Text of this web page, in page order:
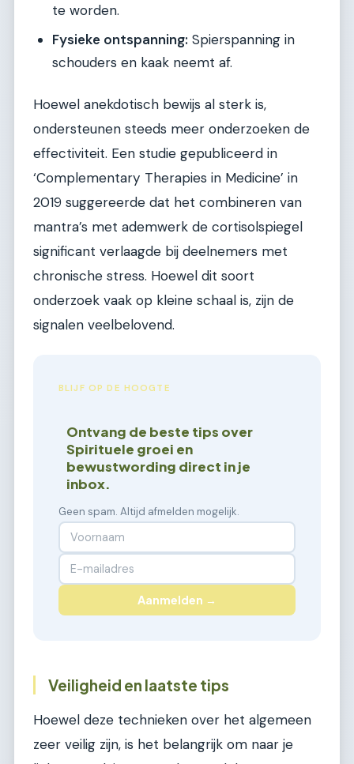
te worden.
Fysieke ontspanning: Spierspanning in
schouders en kaak neemt af.
Hoewel anekdotisch bewijs al sterk is,
ondersteunen steeds meer onderzoeken de
effectiviteit. Een studie gepubliceerd in
‘Complementary Therapies in Medicine’ in
2019 suggereerde dat het combineren van
mantra’s met ademwerk de cortisolspiegel
significant verlaagde bij deelnemers met
chronische stress. Hoewel dit soort
onderzoek vaak op kleine schaal is, zijn de
signalen veelbelovend.
BLIJF OP DE HOOGTE
Ontvang de beste tips over
Spirituele groei en
bewustwording direct in je
inbox.
Geen spam. Altijd afmelden mogelijk.
Aanmelden →
Veiligheid en laatste tips
Hoewel deze technieken over het algemeen
zeer veilig zijn, is het belangrijk om naar je